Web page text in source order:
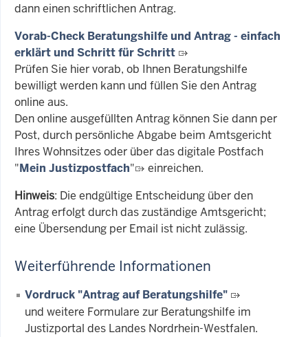
dann einen schriftlichen Antrag.
Vorab-Check Beratungshilfe und Antrag - einfach
erklärt und Schritt für Schritt
Prüfen Sie hier vorab, ob Ihnen Beratungshilfe
bewilligt werden kann und füllen Sie den Antrag
online aus.
Den online ausgefüllten Antrag können Sie dann per
Post, durch persönliche Abgabe beim Amtsgericht
Ihres Wohnsitzes oder über das digitale Postfach
"Mein Justizpostfach"
einreichen.
Hinweis: Die endgültige Entscheidung über den
Antrag erfolgt durch das zuständige Amtsgericht;
eine Übersendung per Email ist nicht zulässig.
Weiterführende Informationen
Vordruck "Antrag auf Beratungshilfe"
und weitere Formulare zur Beratungshilfe im
Justizportal des Landes Nordrhein-Westfalen.